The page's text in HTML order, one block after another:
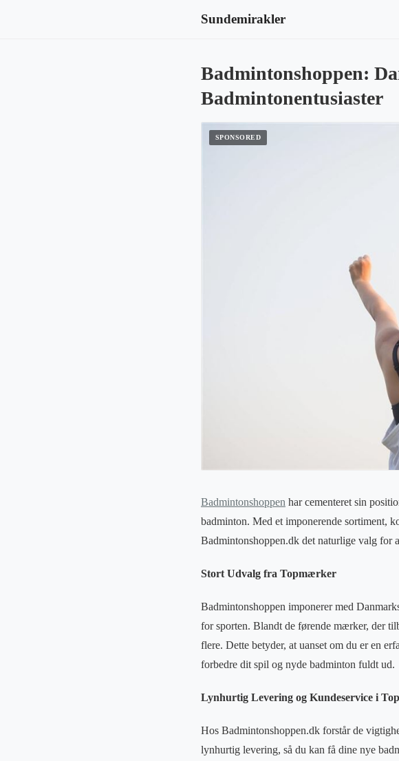
Sundemirakler
Badmintonshoppen:
Badmintonentusiaster
Badmintonshoppen har cementeret sin
badminton. Med et imponerende sortiment,
Badmintonshoppen.dk det naturlige valg for
Stort Udvalg fra Topmærker
Badmintonshoppen imponerer med
for sporten. Blandt de førende mærker, der
flere. Dette betyder, at uanset om du er en
forbedre dit spil og nyde badminton fuldt ud.
Lynhurtig Levering og Kundeservice i
Hos Badmintonshoppen.dk forstår de
lynhurtig levering, så du kan få dine nye